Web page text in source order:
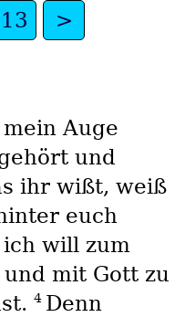
13 >
Auge
und
ihr wißt, weiß
euch
will zum
mit Gott zu
4 Denn